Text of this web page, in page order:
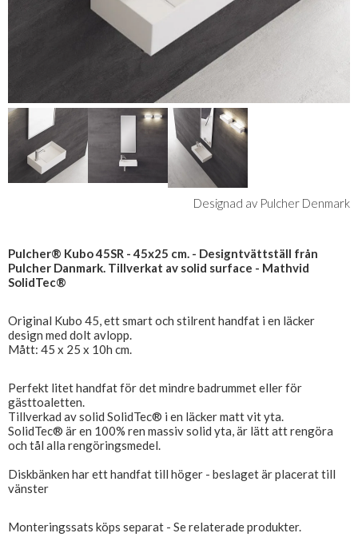
Designad av Pulcher Denmark
Pulcher® Kubo 45SR - 45x25 cm. - Designtvättställ från
Pulcher Danmark. Tillverkat av solid surface - Mathvid
SolidTec®
Original Kubo 45, ett smart och stilrent handfat i en läcker
design med dolt avlopp.
Mått: 45 x 25 x 10h cm.
Perfekt litet handfat för det mindre badrummet eller för
gästtoaletten.
Tillverkad av solid SolidTec® i en läcker matt vit yta.
SolidTec® är en 100% ren massiv solid yta, är lätt att rengöra
och tål alla rengöringsmedel.
Diskbänken har ett handfat till höger - beslaget är placerat till
vänster
Monteringssats köps separat - Se relaterade produkter.